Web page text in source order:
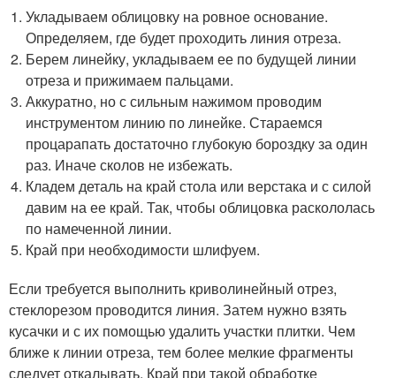
Укладываем облицовку на ровное основание.
Определяем, где будет проходить линия отреза.
Берем линейку, укладываем ее по будущей линии
отреза и прижимаем пальцами.
Аккуратно, но с сильным нажимом проводим
инструментом линию по линейке. Стараемся
процарапать достаточно глубокую бороздку за один
раз. Иначе сколов не избежать.
Кладем деталь на край стола или верстака и с силой
давим на ее край. Так, чтобы облицовка раскололась
по намеченной линии.
Край при необходимости шлифуем.
Если требуется выполнить криволинейный отрез,
стеклорезом проводится линия. Затем нужно взять
кусачки и с их помощью удалить участки плитки. Чем
ближе к линии отреза, тем более мелкие фрагменты
следует откалывать. Край при такой обработке